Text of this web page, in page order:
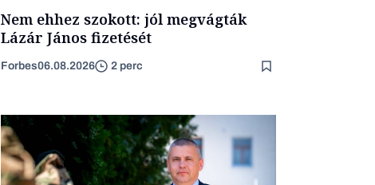
Nem ehhez szokott: jól megvágták
Lázár János fizetését
Forbes06.08.2026 2 perc